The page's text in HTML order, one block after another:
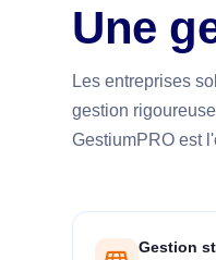
Une
Les entreprises
gestion
GestiumPRO est
Gestion